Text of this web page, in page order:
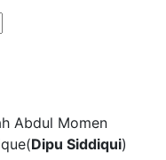
Abdul Momen
Dipu Siddiqui)